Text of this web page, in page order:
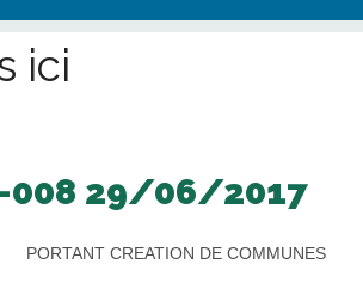
ici
008 29/06/2017
PORTANT CREATION DE COMMUNES